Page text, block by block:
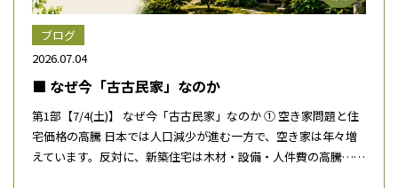
ブログ
2026.07.04
■ なぜ今「古古民家」なのか
第1部【7/4(土)】 なぜ今「古古民家」なのか ① 空き家問題と住
宅価格の高騰 日本では人口減少が進む一方で、空き家は年々増
えています。反対に、新築住宅は木材・設備・人件費の高騰……